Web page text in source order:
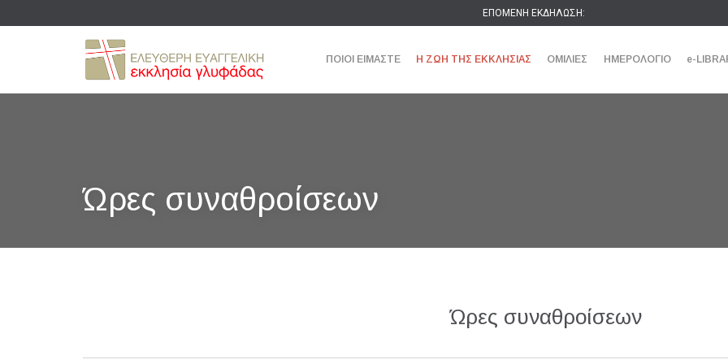
ΕΠΟΜΕΝΗ ΕΚΔΗΛΩΣΗ:
ΠΟΙΟΙ ΕΙΜΑΣΤΕ Η ΖΩΗ ΤΗΣ ΕΚΚΛΗΣΙΑΣ ΟΜΙΛΙΕΣ ΗΜΕΡΟΛΟΓΙΟ e-
Ώρες συναθροίσεων
Ώρες συναθροίσεων